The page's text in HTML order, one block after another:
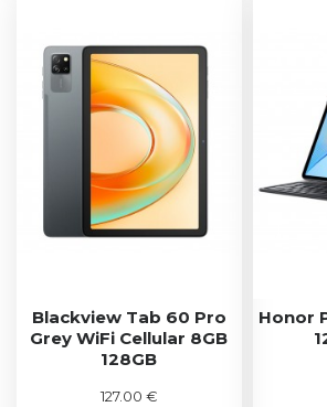
Blackview Tab 60 Pro
Grey WiFi Cellular 8GB
128GB
127.00 €
Honor